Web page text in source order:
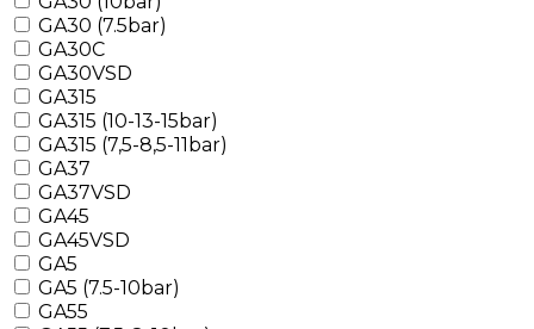
GA30 (7.5bar)
GA30C
GA30VSD
GA315
GA315 (10-13-15bar)
GA315 (7,5-8,5-11bar)
GA37
GA37VSD
GA45
GA45VSD
GA5
GA5 (7.5-10bar)
GA55